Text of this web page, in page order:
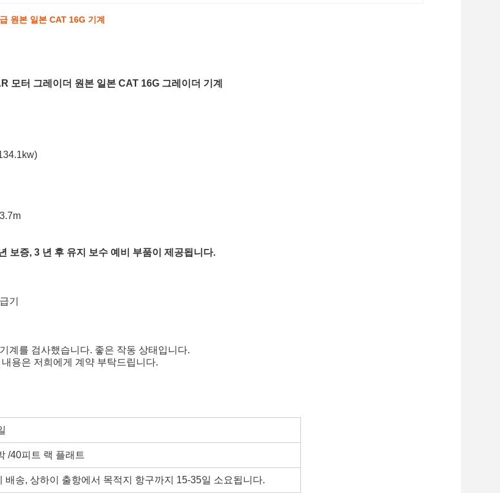
원본 일본 CAT 16G 기계
모터 그레이더 원본 일본 CAT 16G 그레이더 기계
보증, 3 년 후 유지 보수 예비 부품이 제공됩니다.
기
계를 검사했습니다. 좋은 작동 상태입니다.
용은 저희에게 계약 부탁드립니다.
/40피트 랙 플래트
배송, 상하이 출항에서 목적지 항구까지 15-35일 소요됩니다.